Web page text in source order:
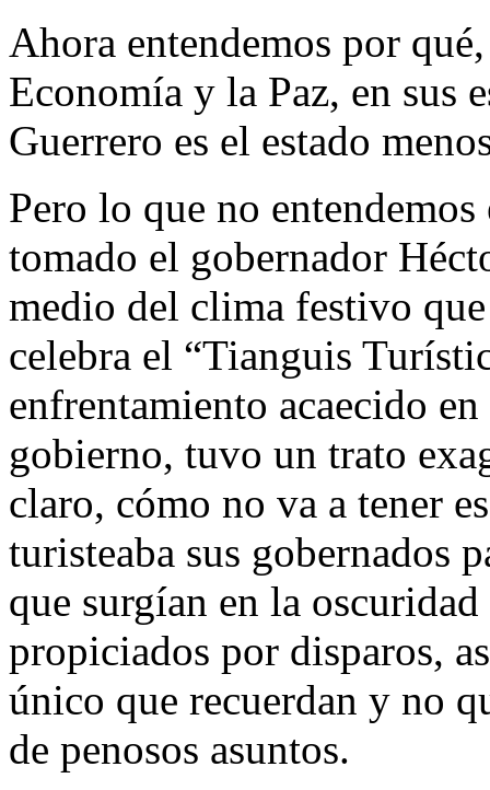
Ahora entendemos por
Economía y la Paz, en sus
Guerrero es el estado
Pero lo que no
tomado el gobernador
medio del clima festivo
celebra el “Tianguis
enfrentamiento acaecido
gobierno, tuvo un trato
claro, cómo no va a tener
turisteaba sus gobernados
que surgían en la
propiciados por disparos,
único que recuerdan y no
de penosos asuntos.